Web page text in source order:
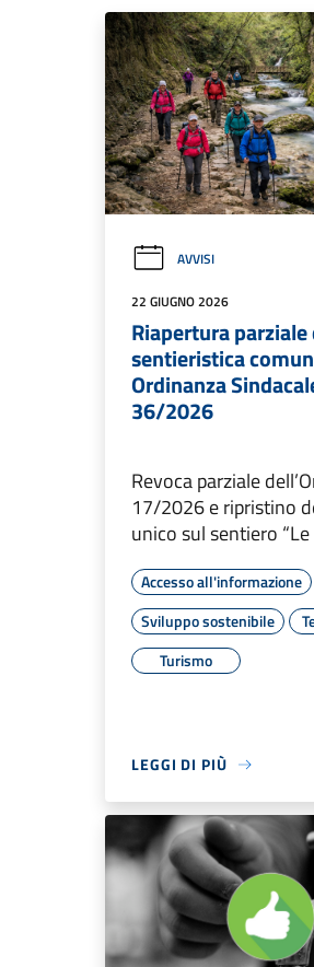
AVVISI
22 GIUGNO 2026
Riapertura
sentieristica
Ordinanza
36/2026
Revoca parziale
17/2026 e ripristino
unico sul sentiero “Le
Accesso all'informazione
Sviluppo sostenibile
Turismo
LEGGI DI PIÙ